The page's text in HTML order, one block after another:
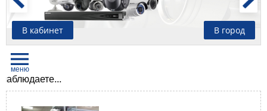
В кабинет В город